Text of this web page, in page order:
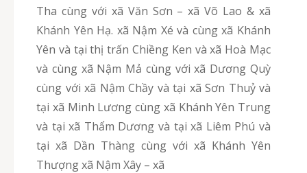
Tha cùng với xã Văn Sơn – xã Võ Lao & xã
Khánh Yên Hạ. xã Nậm Xé và cùng xã Khánh
Yên và tại thị trấn Chiềng Ken và xã Hoà Mạc
và cùng xã Nậm Mả cùng với xã Dương Quỳ
cùng với xã Nậm Chầy và tại xã Sơn Thuỷ và
tại xã Minh Lương cùng xã Khánh Yên Trung
và tại xã Thẩm Dương và tại xã Liêm Phú và
tại xã Dần Thàng cùng với xã Khánh Yên
Thượng xã Nậm Xây – xã